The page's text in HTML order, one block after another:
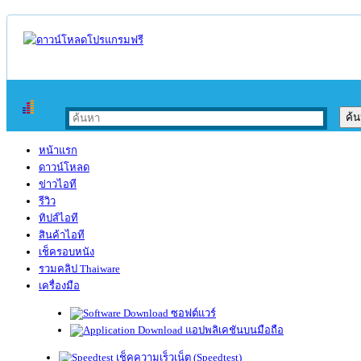
หน้าแรก
ดาวน์โหลด
ข่าวไอที
รีวิว
ทิปส์ไอที
สินค้าไอที
เช็ครอบหนัง
รวมคลิป Thaiware
เครื่องมือ
ซอฟต์แวร์
แอปพลิเคชันบนมือถือ
เช็คความเร็วเน็ต (Speedtest)